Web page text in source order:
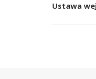
Ustawa